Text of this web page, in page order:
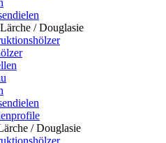
/ Douglasie
/ Douglasie